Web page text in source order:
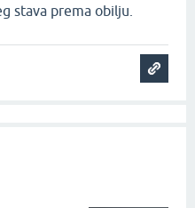
stava prema obilju.